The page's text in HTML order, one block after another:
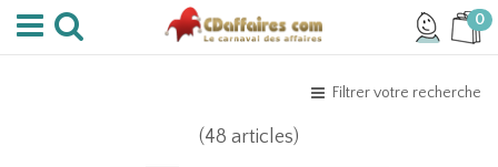
0
Filtrer votre recherche
(48 articles)